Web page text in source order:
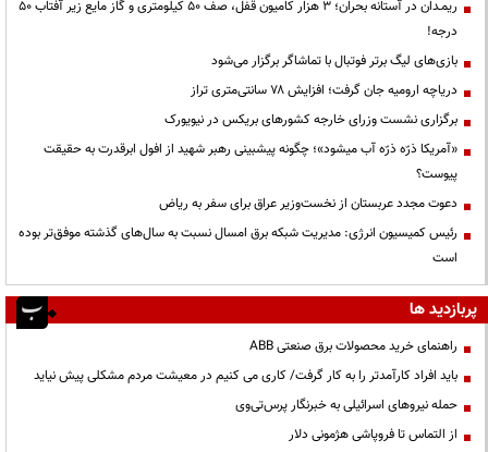
ریمـدان در آستانه بحران؛ ۳ هزار کامیون قفل، صف ۵۰ کیلومتری و گاز مایع زیر آفتاب ۵۰
درجه!
بازی‌های لیگ برتر فوتبال با تماشاگر برگزار می‌شود
دریاچه ارومیه جان گرفت؛ افزایش ۷۸ سانتی‌متری تراز
برگزاری نشست وزرای خارجه کشورهای بریکس در نیویورک
«آمریکا ذرّه ذرّه آب میشود»؛ چگونه پیشبینی رهبر شهید از افول ابرقدرت به حقیقت
پیوست؟
دعوت مجدد عربستان از نخست‌وزیر عراق برای سفر به ریاض
رئیس کمیسیون انرژی: مدیریت شبکه برق امسال نسبت به سال‌های گذشته موفق‌تر بوده
است
پربازدید ها
راهنمای خرید محصولات برق صنعتی ABB
باید افراد کارآمدتر را به کار گرفت/ کاری می کنیم در معیشت مردم مشکلی پیش نیاید
حمله نیروهای اسرائیلی به خبرنگار پرس‌تی‌وی
از التماس تا فروپاشی هژمونی دلار